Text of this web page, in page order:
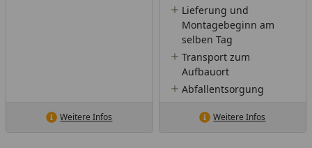
Weitere Infos
Lieferung und
Montagebeginn am
selben Tag
Transport zum
Aufbauort
Abfallentsorgung
Weitere Infos